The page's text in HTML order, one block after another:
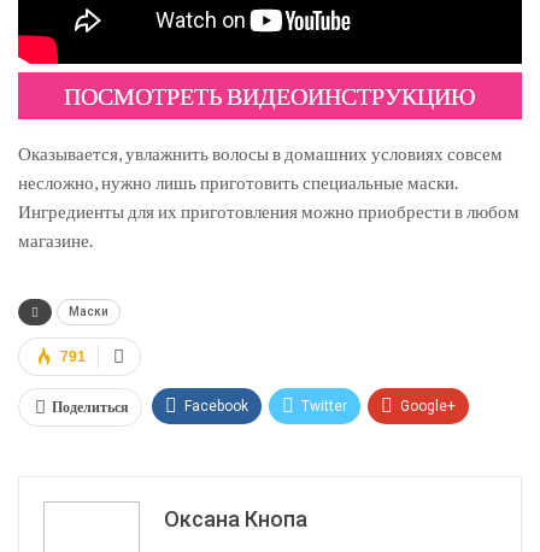
ПОСМОТРЕТЬ ВИДЕОИНСТРУКЦИЮ
Оказывается, увлажнить волосы в домашних условиях совсем
несложно, нужно лишь приготовить специальные маски.
Ингредиенты для их приготовления можно приобрести в любом
магазине.
Маски
791
Поделиться Facebook Twitter Google+
Эл. адрес
Оксана Кнопа